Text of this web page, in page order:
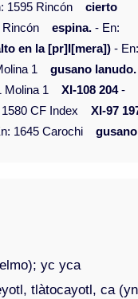
1595 Rincón
cierto
Rincón espina. - En:
en la [pr]I[mera]) -
1
gusano lanudo.
Molina 1 XI-108 204-
CF Index
XI-97
1645 Carochi
gusano
yc yca
tlàtocayotl, ca (yn